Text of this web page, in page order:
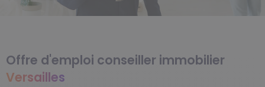
Offre d'emploi conseiller immobilier
Versailles